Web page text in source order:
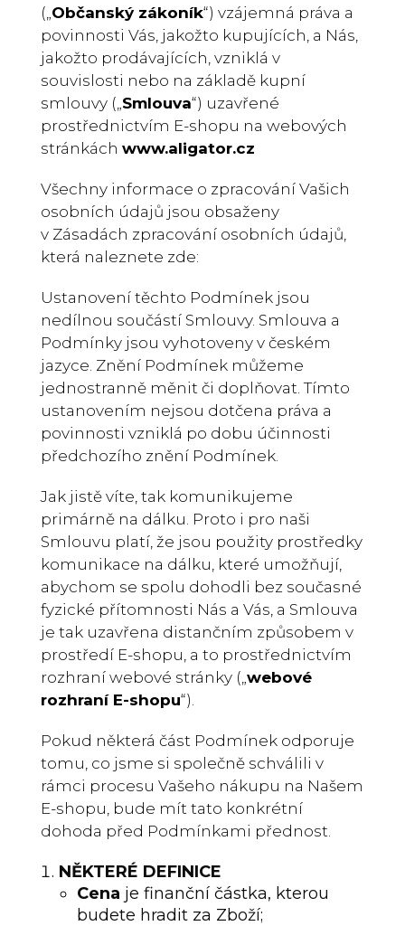
(„Občanský zákoník“) vzájemná práva a
povinnosti Vás, jakožto kupujících, a Nás,
jakožto prodávajících, vzniklá v
souvislosti nebo na základě kupní
smlouvy („Smlouva“) uzavřené
prostřednictvím E-shopu na webových
stránkách www.aligator.cz
Všechny informace o zpracování Vašich
osobních údajů jsou obsaženy
v Zásadách zpracování osobních údajů,
která naleznete zde:
Ustanovení těchto Podmínek jsou
nedílnou součástí Smlouvy. Smlouva a
Podmínky jsou vyhotoveny v českém
jazyce. Znění Podmínek můžeme
jednostranně měnit či doplňovat. Tímto
ustanovením nejsou dotčena práva a
povinnosti vzniklá po dobu účinnosti
předchozího znění Podmínek.
Jak jistě víte, tak komunikujeme
primárně na dálku. Proto i pro naši
Smlouvu platí, že jsou použity prostředky
komunikace na dálku, které umožňují,
abychom se spolu dohodli bez současné
fyzické přítomnosti Nás a Vás, a Smlouva
je tak uzavřena distančním způsobem v
prostředí E-shopu, a to prostřednictvím
rozhraní webové stránky („webové
rozhraní E-shopu“).
Pokud některá část Podmínek odporuje
tomu, co jsme si společně schválili v
rámci procesu Vašeho nákupu na Našem
E-shopu, bude mít tato konkrétní
dohoda před Podmínkami přednost.
NĚKTERÉ DEFINICE
Cena je finanční částka, kterou
budete hradit za Zboží;